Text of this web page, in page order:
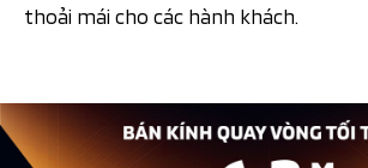
thoải mái cho các hành khách.​​